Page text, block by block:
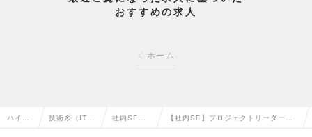
おすすめの求人
ホーム
ハイク 技術系（IT・ 社内SE・ 【社内SE】プロジェクトリーダー経